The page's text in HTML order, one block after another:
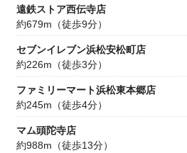
遠鉄ストア西伝寺店
約679m（徒歩9分）
セブンイレブン浜松安松町店
約226m（徒歩3分）
ファミリーマート浜松東本郷店
約245m（徒歩4分）
マム頭陀寺店
約988m（徒歩13分）